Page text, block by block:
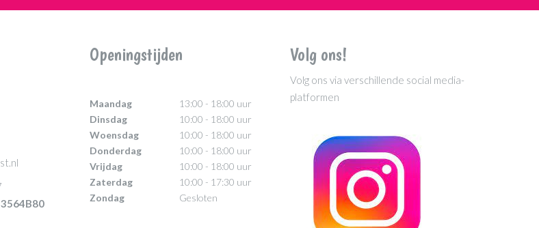
Openingstijden
Maandag
13:00 - 18:00 uur
Dinsdag
10:00 - 18:00 uur
Woensdag
10:00 - 18:00 uur
Donderdag
10:00 - 18:00 uur
Vrijdag
10:00 - 18:00 uur
Zaterdag
10:00 - 17:30 uur
Zondag
Gesloten
Volg ons!
Volg ons via verschillende social media-
platformen